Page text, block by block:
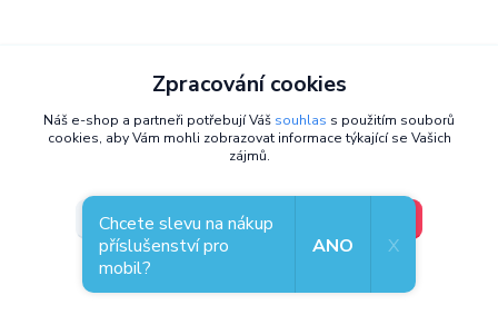
Zastavte se osobně,těšíme se na
vás
Přemyslova 130/21
301 00, Plzeň
(naproti OC Plzeň Plaza)
Otevírací doba
Zpracování cookies
Náš e-shop a partneři potřebují Váš souhlas s použitím souborů
cookies, aby Vám mohli zobrazovat informace týkající se Vašich
zájmů.
Nastavení V pořádku, jdu si vybrat
Souhlas můžete odmítnout
Chcete slevu na nákup
příslušenství pro
mobil?
ANO X